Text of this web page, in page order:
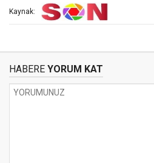
Kaynak:
HABERE YORUM KAT